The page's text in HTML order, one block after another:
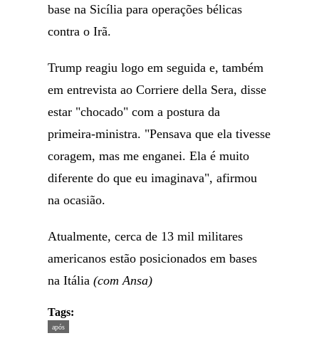
base na Sicília para operações bélicas
contra o Irã.
Trump reagiu logo em seguida e, também
em entrevista ao Corriere della Sera, disse
estar "chocado" com a postura da
primeira-ministra. "Pensava que ela tivesse
coragem, mas me enganei. Ela é muito
diferente do que eu imaginava", afirmou
na ocasião.
Atualmente, cerca de 13 mil militares
americanos estão posicionados em bases
na Itália(com Ansa)
Tags:
após